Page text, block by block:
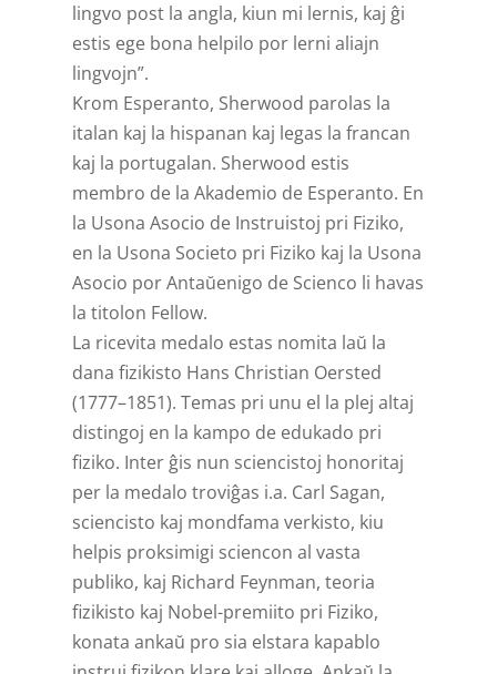
lingvo post la angla, kiun mi lernis, kaj ĝi
estis ege bona helpilo por lerni aliajn
lingvojn”.
Krom Esperanto, Sherwood parolas la
italan kaj la hispanan kaj legas la francan
kaj la portugalan. Sherwood estis
membro de la Akademio de Esperanto. En
la Usona Asocio de Instruistoj pri Fiziko,
en la Usona Societo pri Fiziko kaj la Usona
Asocio por Antaŭenigo de Scienco li havas
la titolon Fellow.
La ricevita medalo estas nomita laŭ la
dana fizikisto Hans Christian Oersted
(1777–1851). Temas pri unu el la plej altaj
distingoj en la kampo de edukado pri
fiziko. Inter ĝis nun sciencistoj honoritaj
per la medalo troviĝas i.a. Carl Sagan,
sciencisto kaj mondfama verkisto, kiu
helpis proksimigi sciencon al vasta
publiko, kaj Richard Feynman, teoria
fizikisto kaj Nobel-premiito pri Fiziko,
konata ankaŭ pro sia elstara kapablo